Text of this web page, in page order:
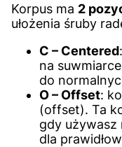
Korpus ma 2
ułożenia śruby
C – Centered
na
do
O – Offset:
(offset). Ta
gdy używasz
dla